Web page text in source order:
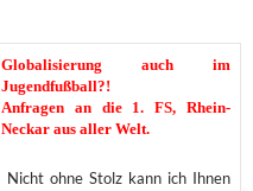
Globalisierung auch im
Jugendfußball?!
Anfragen an die 1. FS, Rhein-
Neckar aus aller Welt.
Nicht ohne Stolz kann ich Ihnen